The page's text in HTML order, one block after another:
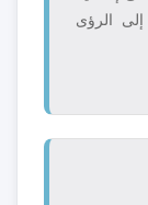
إلى الرؤى